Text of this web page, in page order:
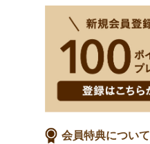
会員特典について